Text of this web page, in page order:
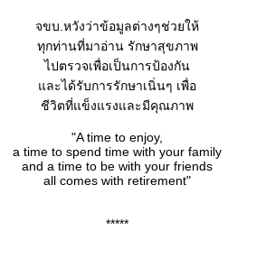
จขบ.หวังว่าข้อมูลต่างๆช่วยให้
ทุกท่านที่มาอ่าน รักษาสุขภาพ
ไปตรวจเพื่อเป็นการป้องกัน
ละได้รับการรักษาเนิ่นๆ เพื่อ
ชีวิตที่แข็งแรงและมีคุณภาพ
"A time to enjoy,
a time to spend time with your family
and a time to be with your friends
all comes with retirement"
*****